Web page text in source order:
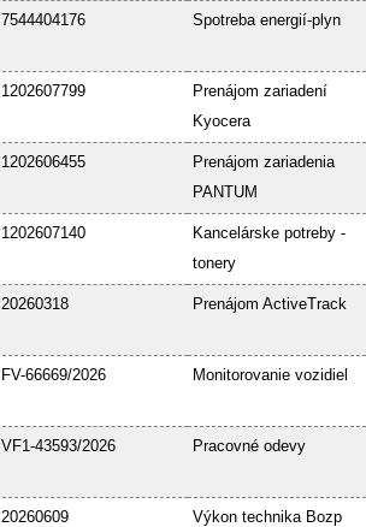
7544404176 Spotreba energií-plyn
1202607799
Prenájom zariadení
Kyocera
1202606455
Prenájom zariadenia
PANTUM
1202607140
Kancelárske potreby -
tonery
20260318 Prenájom ActiveTrack
FV-66669/2026 Monitorovanie vozidiel
VF1-43593/2026 Pracovné odevy
20260609 Výkon technika Bozp